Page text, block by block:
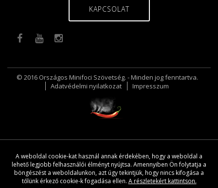
KAPCSOLAT
© 2016 Országos Minifoci Szövetség. - Minden jog fenntartva.
Adatvédelmi nyilatkozat
Impresszum
A weboldal cookie-kat használ annak érdekében, hogy a weboldal a
lehető legjobb felhasználói élményt nyújtsa. Amennyiben Ön folytatja a
böngészést a weboldalunkon, azt úgy tekintjük, hogy nincs kifogása a
tőlünk érkező cookie-k fogadása ellen. A részletekért kattintson.